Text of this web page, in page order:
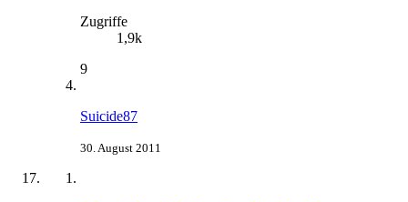
Zugriffe
1,9k
9
Suicide87
30. August 2011